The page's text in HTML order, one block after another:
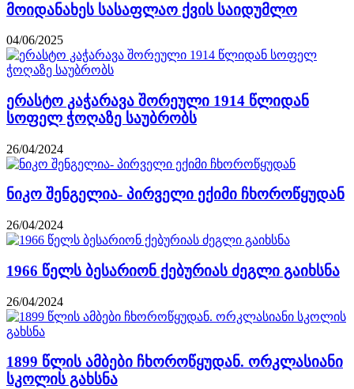
მოიდანახეს სასაფლაო ქვის საიდუმლო
04/06/2025
ერასტო კაჭარავა შორეული 1914 წლიდან
სოფელ ჭოღაზე საუბრობს
26/04/2024
ნიკო შენგელია- პირველი ექიმი ჩხოროწყუდან
26/04/2024
1966 წელს ბესარიონ ქებურიას ძეგლი გაიხსნა
26/04/2024
1899 წლის ამბები ჩხოროწყუდან. ორკლასიანი
სკოლის გახსნა